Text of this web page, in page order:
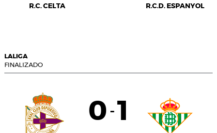
R.C. CELTA R.C.D. ESPANYOL
LALIGA
FINALIZADO
0 - 1